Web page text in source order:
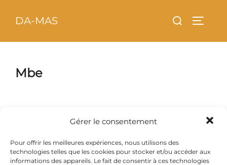
Gérer le consentement
Pour offrir les meilleures expériences, nous utilisons des
technologies telles que les cookies pour stocker et/ou accéder aux
informations des appareils. Le fait de consentir à ces technologies
DA-MAS Rechercher :
Mbe